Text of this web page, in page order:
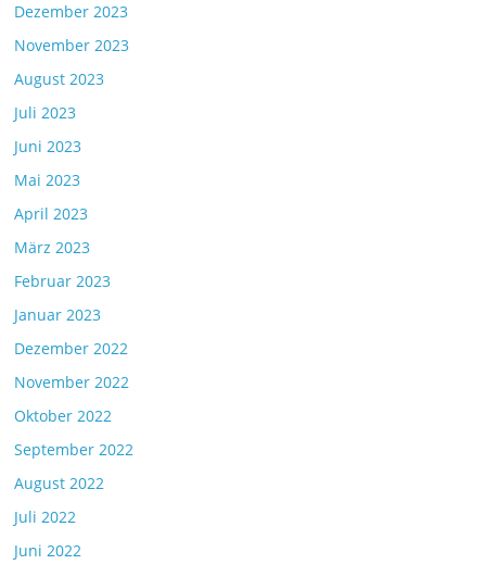
Dezember 2023
November 2023
August 2023
Juli 2023
Juni 2023
Mai 2023
April 2023
März 2023
Februar 2023
Januar 2023
Dezember 2022
November 2022
Oktober 2022
September 2022
August 2022
Juli 2022
Juni 2022